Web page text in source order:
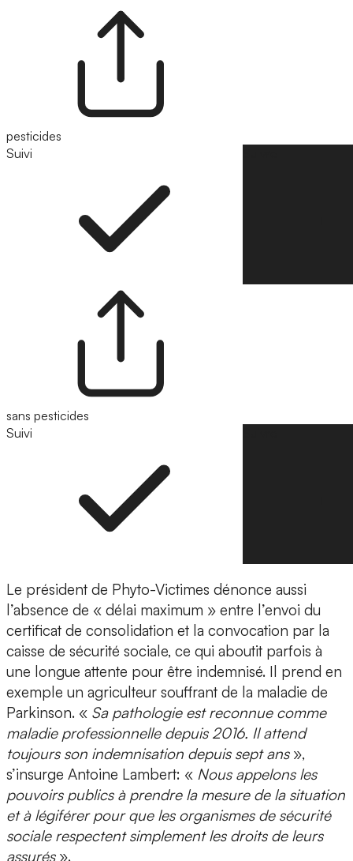
pesticides
Suivi
sans pesticides
Suivi
Le président de Phyto-Victimes dénonce aussi
l’absence de « délai maximum » entre l’envoi du
certificat de consolidation et la convocation par la
caisse de sécurité sociale, ce qui aboutit parfois à
une longue attente pour être indemnisé. Il prend en
exemple un agriculteur souffrant de la maladie de
Parkinson. « Sa pathologie est reconnue comme
maladie professionnelle depuis 2016. Il attend
toujours son indemnisation depuis sept ans»,
s’insurge Antoine Lambert: « Nous appelons les
pouvoirs publics à prendre la mesure de la situation
et à légiférer pour que les organismes de sécurité
sociale respectent simplement les droits de leurs
assurés ».